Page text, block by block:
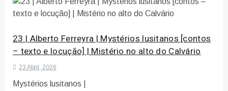
23 | Alberto Ferreyra | Mystérios lusitanos [contos
– texto e locução] | Mistério no alto do Calvário
23 Abril, 2026
Mystérios lusitanos |